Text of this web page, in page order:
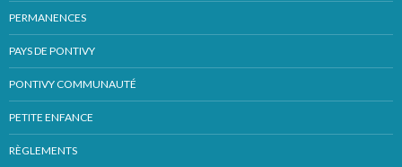
PERMANENCES
PAYS DE PONTIVY
PONTIVY COMMUNAUTÉ
PETITE ENFANCE
RÈGLEMENTS